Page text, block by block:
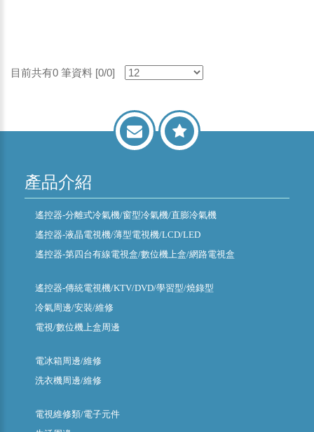
目前共有0 筆資料 [0/0]
產品介紹
遙控器-分離式冷氣機/窗型冷氣機/直膨冷氣機
遙控器-液晶電視機/薄型電視機/LCD/LED
遙控器-第四台有線電視盒/數位機上盒/網路電視盒
遙控器-傳統電視機/KTV/DVD/學習型/燒錄型
冷氣周邊/安裝/維修
電視/數位機上盒周邊
電冰箱周邊/維修
洗衣機周邊/維修
電視維修類/電子元件